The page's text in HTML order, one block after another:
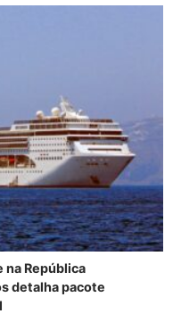
na República
detalha pacote